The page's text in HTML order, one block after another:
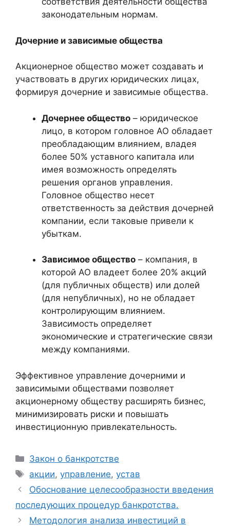
законодательным нормам.
Дочерние и зависимые общества
Акционерное общество может создавать и
участвовать в других юридических лицах,
формируя дочерние и зависимые общества.
Дочернее общество – юридическое
лицо, в котором головное АО обладает
преобладающим влиянием, владея
более 50% уставного капитала или
имея возможность определять
решения органов управления.
Головное общество несет
ответственность за действия дочерней
компании, если таковые привели к
убыткам.
Зависимое общество – компания, в
которой АО владеет более 20% акций
(для публичных обществ) или долей
(для непубличных), но не обладает
контролирующим влиянием.
Зависимость определяет
экономические и стратегические связи
между компаниями.
Эффективное управление дочерними и
зависимыми обществами позволяет
акционерному обществу расширять бизнес,
минимизировать риски и повышать
инвестиционную привлекательность.
Рубрики
Закон о банкротстве
Метки
акции,управление,устав
Обоснование целесообразности введения
последующих процедур банкротства.
Методология анализа инвестиций в